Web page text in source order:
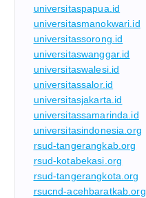
universitaspapua.id
universitasmanokwari.id
universitassorong.id
universitaswanggar.id
universitaswalesi.id
universitassalor.id
universitasjakarta.id
universitassamarinda.id
universitasindonesia.org
rsud-tangerangkab.org
rsud-kotabekasi.org
rsud-tangerangkota.org
rsucnd-acehbaratkab.org